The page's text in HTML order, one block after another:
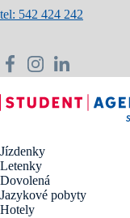
tel: 542 424 242
Jízdenky
Letenky
Dovolená
Jazykové pobyty
Hotely